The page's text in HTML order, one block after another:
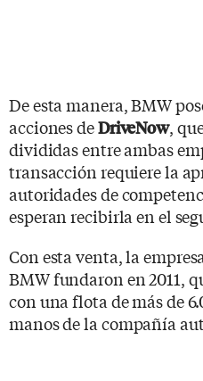
De esta manera, BMW
acciones deDriveNow,
divididas entre ambas
transacción requiere la
autoridades de
esperan recibirla en el
Con esta venta, la
BMW fundaron en 2011,
con una flota de más de
manos de la compañía